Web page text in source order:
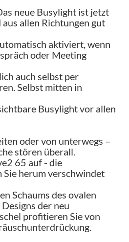
neue Busylight ist jetzt
allen Richtungen gut
aktiviert, wenn
oder Meeting
auch selbst per
Selbst mitten in
Busylight vor allen
oder von unterwegs –
stören überall.
65 auf - die
Sie herum verschwindet
Schaums des ovalen
der neu
profitieren Sie von